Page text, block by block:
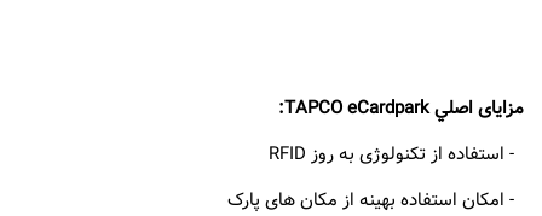
مزايای اصلي TAPCO eCardpark:
- استفاده از تکنولوژی به روز RFID
- امکان استفاده بهینه از مکان های پارک